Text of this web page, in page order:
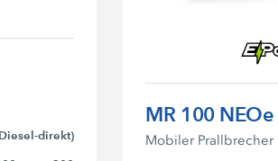
direkt)
MR 100 NEOe
Mobiler Prallbrecher